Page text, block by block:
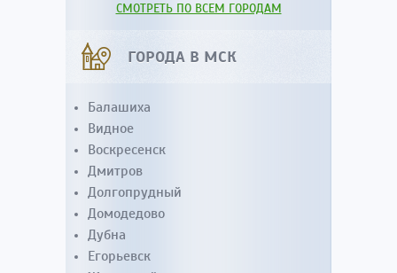
СМОТРЕТЬ ПО ВСЕМ ГОРОДАМ
ГОРОДА В МСК
Балашиха
Видное
Воскресенск
Дмитров
Долгопрудный
Домодедово
Дубна
Егорьевск